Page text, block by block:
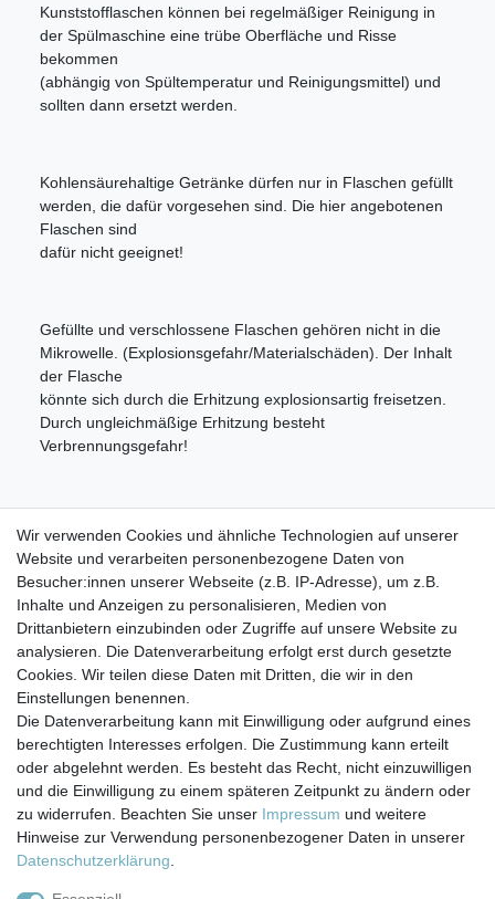
Kunststofflaschen können bei regelmäßiger Reinigung in
der Spülmaschine eine trübe Oberfläche und Risse
bekommen
(abhängig von Spültemperatur und Reinigungsmittel) und
sollten dann ersetzt werden.
Kohlensäurehaltige Getränke dürfen nur in Flaschen gefüllt
werden, die dafür vorgesehen sind. Die hier angebotenen
Flaschen sind
dafür nicht geeignet!
Gefüllte und verschlossene Flaschen gehören nicht in die
Mikrowelle. (Explosionsgefahr/Materialschäden). Der Inhalt
der Flasche
könnte sich durch die Erhitzung explosionsartig freisetzen.
Durch ungleichmäßige Erhitzung besteht
Verbrennungsgefahr!
Flaschen nicht isoliert sind. Die Flaschen selbst halten
höhere Temperaturen
aus, allerdings besteht bei heißen Getränken
Verbrennungsgefahr.
Impressum Daten­schutz­erklärung AGB
Barrierefreiheitserklärung Widerrufs­recht
Wir verwenden Cookies und ähnliche Technologien auf unserer
Website und verarbeiten personenbezogene Daten von
Besucher:innen unserer Webseite (z.B. IP-Adresse), um z.B.
Inhalte und Anzeigen zu personalisieren, Medien von
Drittanbietern einzubinden oder Zugriffe auf unsere Website zu
analysieren. Die Datenverarbeitung erfolgt erst durch gesetzte
Cookies. Wir teilen diese Daten mit Dritten, die wir in den
Einstellungen benennen.
Die Datenverarbeitung kann mit Einwilligung oder aufgrund eines
berechtigten Interesses erfolgen. Die Zustimmung kann erteilt
oder abgelehnt werden. Es besteht das Recht, nicht einzuwilligen
und die Einwilligung zu einem späteren Zeitpunkt zu ändern oder
zu widerrufen. Beachten Sie unser Impressum und weitere
Hinweise zur Verwendung personenbezogener Daten in unserer
Daten­schutz­erklärung